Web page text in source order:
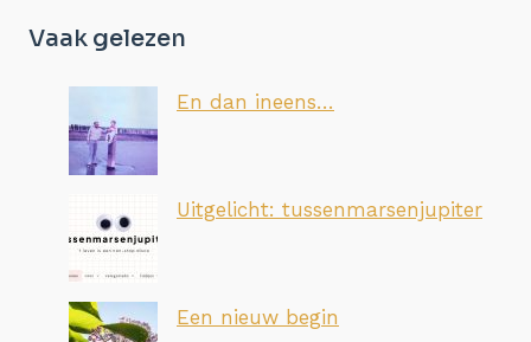
Vaak gelezen
En dan ineens…
Uitgelicht: tussenmarsenjupiter
Een nieuw begin